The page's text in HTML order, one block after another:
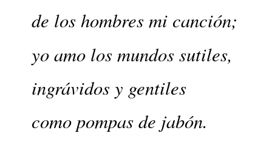
de los hombres mi canción;
yo amo los mundos sutiles,
ingrávidos y gentiles
como pompas de jabón.